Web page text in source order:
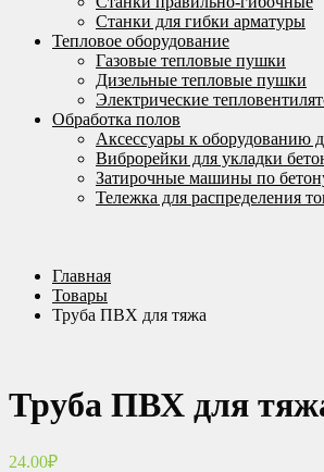
Станки для гибки арматуры
Тепловое оборудование
Газовые тепловые пушки
Дизельные тепловые пушки
Электрические
Обработка полов
Аксессуары к оборудованию
Виброрейки для укладки
Затирочные машины по
Тележка для распределения
Главная
Товары
Труба ПВХ для тяжа
Труба ПВХ для
24.00₽